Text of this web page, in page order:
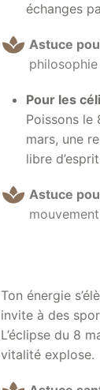
échanges
Astuce
Pour les
Poissons le
mars, une
libre
Astuce
Ton énergie
invite à des
L’éclipse du 8
vitalité explose.